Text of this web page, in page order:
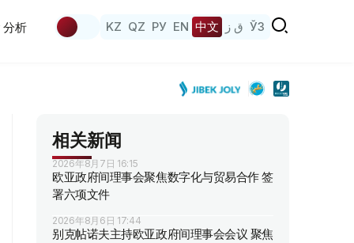
分析 KZ QZ РУ EN 中文 ق ز ЎЗ
相关新闻
2026年8月7日 16:15
欧亚政府间理事会聚焦数字化与贸易合作 签
署六项文件
2026年8月6日 17:44
别克帖诺夫主持欧亚政府间理事会会议 聚焦